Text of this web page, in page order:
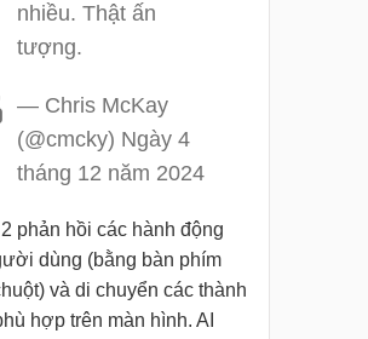
nhiều. Thật ấn
tượng.
— Chris McKay
(@cmcky) Ngày 4
tháng 12 năm 2024
phản hồi các hành động
dùng (bằng bàn phím
và di chuyển các thành
hợp trên màn hình. AI